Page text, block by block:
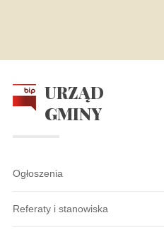
URZĄD
GMINY
Ogłoszenia
Referaty i stanowiska